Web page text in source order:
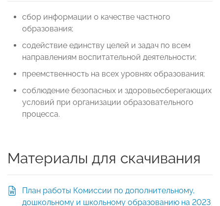
сбор информации о качестве частного
образования;
содействие единству целей и задач по всем
направлениям воспитательной деятельности;
преемственность на всех уровнях образования;
соблюдение безопасных и здоровьесберегающих
условий при организации образовательного
процесса.
Материалы для скачивания
План работы Комиссии по дополнительному,
дошкольному и школьному образованию на 2023